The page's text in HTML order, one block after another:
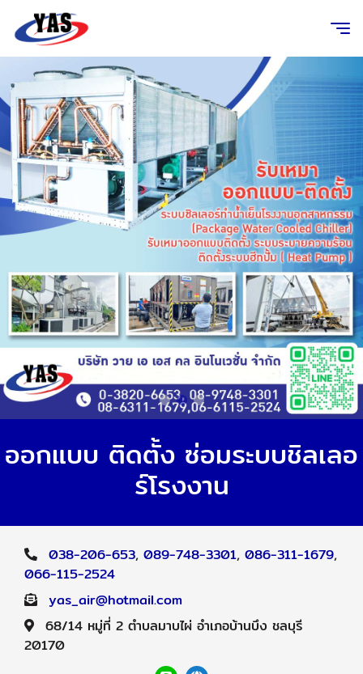
ออกแบบ ติดตั้ง ซ่อมระบบชิลเลอ
ร์โรงงาน
038-206-653, 089-748-3301, 086-311-1679,
066-115-2524
yas_air@hotmail.com
68/14 หมู่ที่ 2 ตำบลมาบไผ่ อำเภอบ้านบึง ชลบุรี
20170